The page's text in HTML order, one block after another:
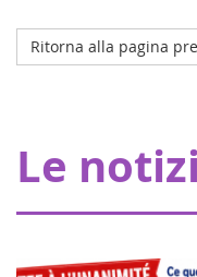
Ritorna alla pagina
Le
sovvenzione di
allestire uno spazio